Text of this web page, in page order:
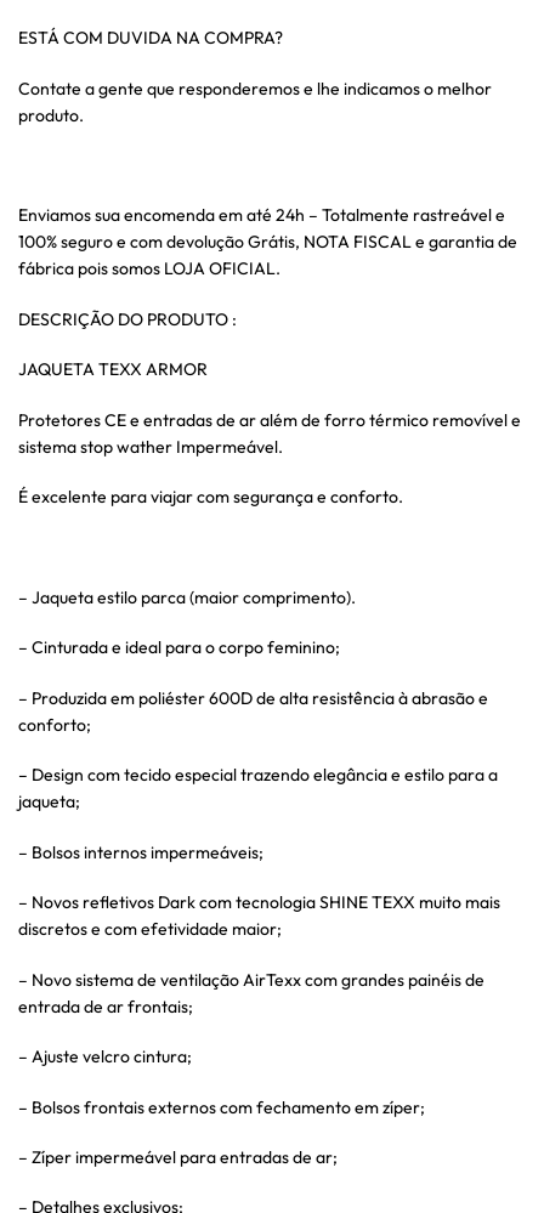
ESTÁ COM DUVIDA NA COMPRA?
Contate a gente que responderemos e lhe indicamos o melhor
produto.
Enviamos sua encomenda em até 24h – Totalmente rastreável e
100% seguro e com devolução Grátis, NOTA FISCAL e garantia de
fábrica pois somos LOJA OFICIAL.
DESCRIÇÃO DO PRODUTO :
JAQUETA TEXX ARMOR
Protetores CE e entradas de ar além de forro térmico removível e
sistema stop wather Impermeável.
É excelente para viajar com segurança e conforto.
– Jaqueta estilo parca (maior comprimento).
– Cinturada e ideal para o corpo feminino;
– Produzida em poliéster 600D de alta resistência à abrasão e
conforto;
– Design com tecido especial trazendo elegância e estilo para a
jaqueta;
– Bolsos internos impermeáveis;
– Novos refletivos Dark com tecnologia SHINE TEXX muito mais
discretos e com efetividade maior;
– Novo sistema de ventilação AirTexx com grandes painéis de
entrada de ar frontais;
– Ajuste velcro cintura;
– Bolsos frontais externos com fechamento em zíper;
– Zíper impermeável para entradas de ar;
– Detalhes exclusivos;